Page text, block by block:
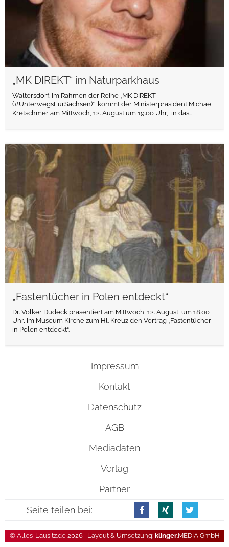
„MK DIREKT“ im Naturparkhaus
Waltersdorf. Im Rahmen der Reihe „MK DIREKT
(#UnterwegsFürSachsen)“ kommt der Ministerpräsident Michael
Kretschmer am Mittwoch, 12. August,um 19.00 Uhr, in das...
„Fastentücher in Polen entdeckt“
Dr. Volker Dudeck präsentiert am Mittwoch, 12. August, um 18.00
Uhr, im Museum Kirche zum Hl. Kreuz den Vortrag „Fastentücher
in Polen entdeckt“.
weiterlesen
Impressum
Kontakt
Datenschutz
AGB
Mediadaten
Verlag
Partner
Seite teilen bei:
© Alles-Lausitz.de 2026 | Layout & Umsetzung: klinger.MEDIA GmbH